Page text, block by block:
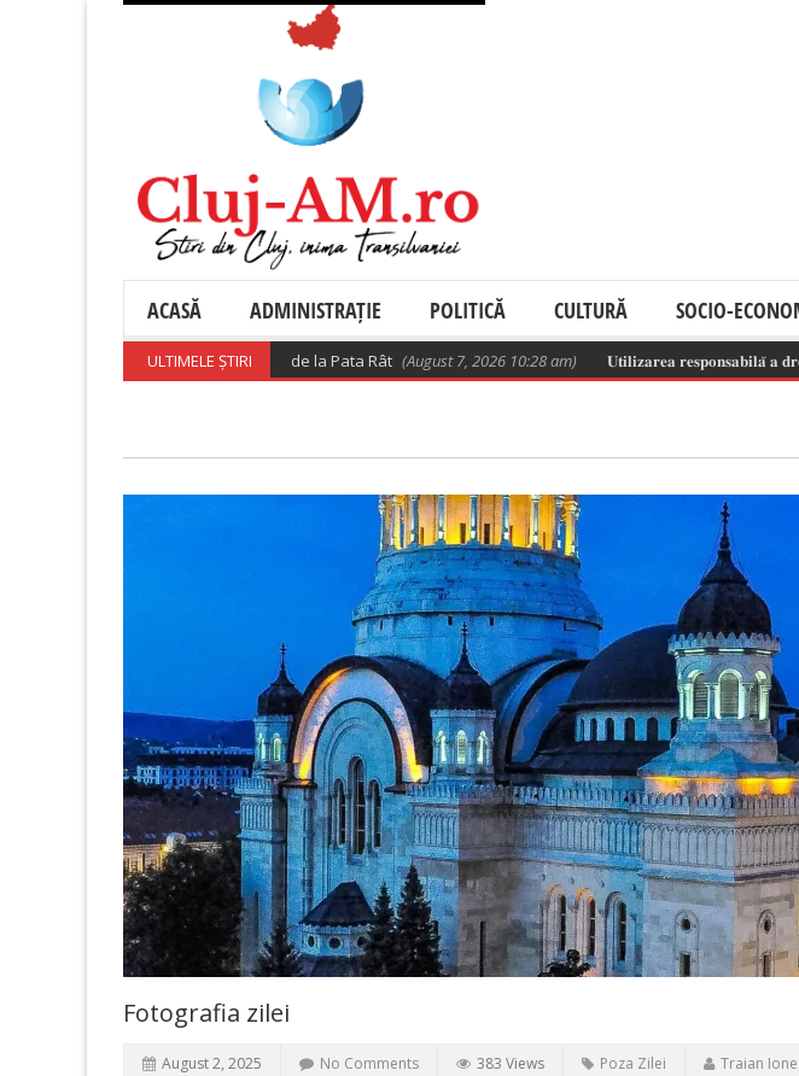
ACASĂ ADMINISTRAȚIE POLITICĂ CULTURĂ SOCIO-
ULTIMELE ȘTIRI
privind relocarea rromilor de la Pata Rât (August 7, 2026 10:28 am) 𝐔𝐭𝐢𝐥𝐢𝐳𝐚𝐫𝐞𝐚 𝐫𝐞𝐬𝐩𝐨𝐧𝐬𝐚𝐛𝐢𝐥𝐚̆ 𝐚 𝐝𝐫𝐨𝐧𝐞𝐥𝐨𝐫
Fotografia zilei
August 2, 2025 No Comments 383 Views Poza Zilei Traian